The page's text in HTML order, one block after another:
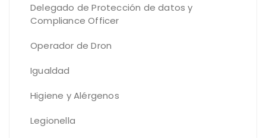
Delegado de Protección de datos y
Compliance Officer
Operador de Dron
Igualdad
Higiene y Alérgenos
Legionella